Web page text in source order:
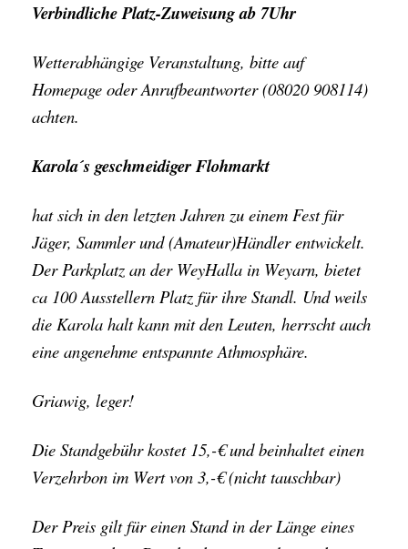
Verbindliche Platz-Zuweisung ab 7Uhr
Wetterabhängige Veranstaltung, bitte auf
Homepage oder Anrufbeantworter (08020 908114)
achten.
Karola´s geschmeidiger Flohmarkt
hat sich in den letzten Jahren zu einem Fest für
Jäger, Sammler und (Amateur)Händler entwickelt.
Der Parkplatz an der WeyHalla in Weyarn, bietet
ca 100 Ausstellern Platz für ihre Standl. Und weils
die Karola halt kann mit den Leuten, herrscht auch
eine angenehme entspannte Athmosphäre.
Griawig, leger!
Die Standgebühr kostet 15,-€ und beinhaltet einen
Verzehrbon im Wert von 3,-€ (nicht tauschbar)
Der Preis gilt für einen Stand in der Länge eines